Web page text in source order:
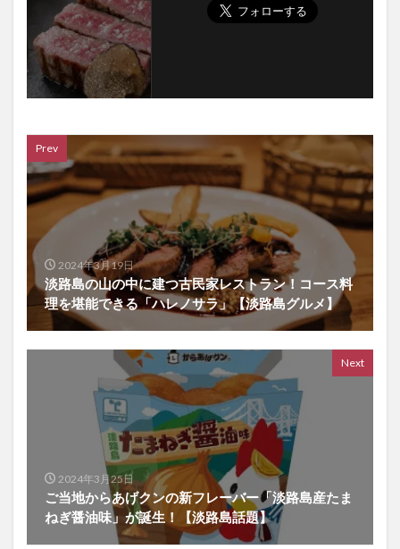
Prev
2024年3月19日
淡路島の山の中に建つ古民家レストラン！コース料
理を堪能できる「ハレノサラ」【淡路島グルメ】
Next
2024年3月25日
ご当地からあげクンの新フレーバー「淡路島産たま
ねぎ醤油味」が誕生！【淡路島話題】